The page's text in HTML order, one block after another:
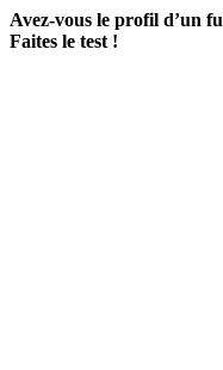
Avez-vous le profil d’un
Faites le test !